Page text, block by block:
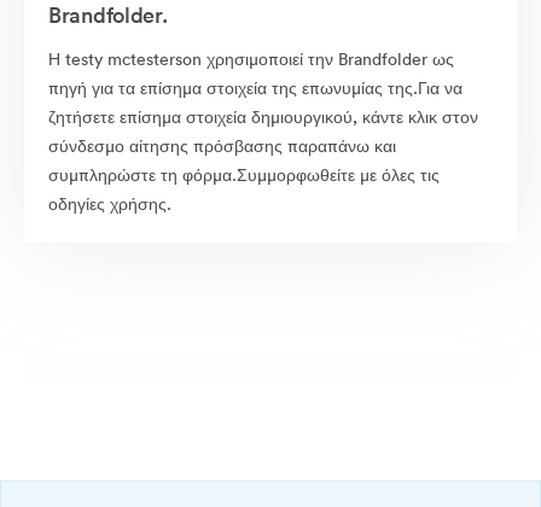
Brandfolder.
Η testy mctesterson χρησιμοποιεί την Brandfolder ως
πηγή για τα επίσημα στοιχεία της επωνυμίας της.Για να
ζητήσετε επίσημα στοιχεία δημιουργικού, κάντε κλικ στον
σύνδεσμο αίτησης πρόσβασης παραπάνω και
συμπληρώστε τη φόρμα.Συμμορφωθείτε με όλες τις
οδηγίες χρήσης.